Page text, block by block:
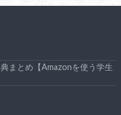
まとめ【Amazonを使う学生